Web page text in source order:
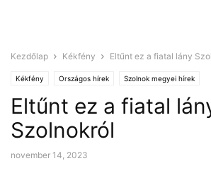
Kezdőlap Kékfény Eltűnt ez a fiatal lány
Kékfény Országos hírek Szolnok megyei hírek
Eltűnt ez a fiatal
Szolnokról
november 14, 2023